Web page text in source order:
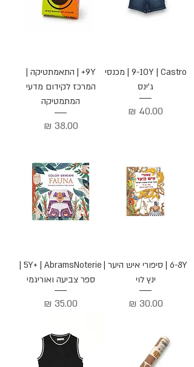
9-10Y | Castro | מכנסי
ג'ינס
מחיר
9Y+ | התאמתטיקה |
המרכז לקידום מדעי
המתמטיקה
מחיר
6-8Y | סיפורי איש היער |
ינץ לוי
מחיר
5Y+ | AbramsNoterie |
ספר צביעה ואוריגמי
מחיר